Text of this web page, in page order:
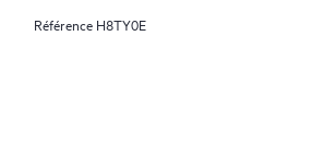
Référence H8TY0E